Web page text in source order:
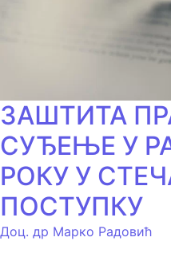
ЗАШТИТА
СУЂЕЊЕ У
РОКУ У
ПОСТУПКУ
Доц. др Марко Радовић